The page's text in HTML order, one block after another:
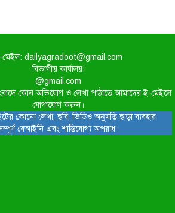
মেইল: dailyagradoot@gmail.com
বিভাগীয় কার্যালয়:
@gmail.com
কোন অভিযোগ ও লেখা পাঠাতে আমাদের ই-মেইলে
যোগাযোগ করুন।
কোনো লেখা, ছবি, ভিডিও অনুমতি ছাড়া ব্যবহার
বেআইনি এবং শাস্তিযোগ্য অপরাধ।